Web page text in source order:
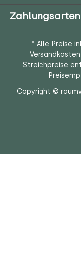
Zahlungsarten
* Alle Preise
Versandkosten
Streichpreise
Copyright ©